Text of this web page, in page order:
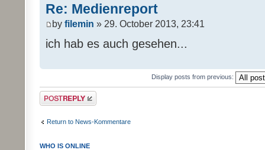
Re: Medienreport
by filemin » 29. October 2013, 23:41
ich hab es auch gesehen...
Display posts from previous:
Post a reply
Return to News-Kommentare
WHO IS ONLINE